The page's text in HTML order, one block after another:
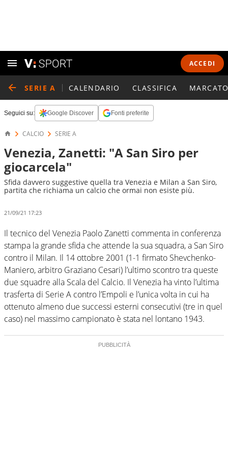
ACCEDI
SERIE A CALENDARIO CLASSIFICA
Seguici su: Google Discover Fonti preferite
CALCIO SERIE A
Venezia, Zanetti: "A San Siro per
giocarcela"
Sfida davvero suggestive quella tra Venezia e Milan a San Siro,
partita che richiama un calcio che ormai non esiste più.
21/09/21 17:23
Il tecnico del Venezia Paolo Zanetti commenta in conferenza
stampa la grande sfida che attende la sua squadra, a San Siro
contro il Milan. Il 14 ottobre 2001 (1-1 firmato Shevchenko-
Maniero, arbitro Graziano Cesari) l’ultimo scontro tra queste
due squadre alla Scala del Calcio. Il Venezia ha vinto l’ultima
trasferta di Serie A contro l’Empoli e l’unica volta in cui ha
ottenuto almeno due successi esterni consecutivi (tre in quel
caso) nel massimo campionato è stata nel lontano 1943.